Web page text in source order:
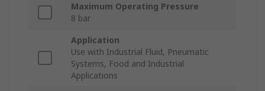
Maximum Operating Pressure
8 bar
Application
Use with Industrial Fluid, Pneumatic
Systems, Food and Industrial
Applications